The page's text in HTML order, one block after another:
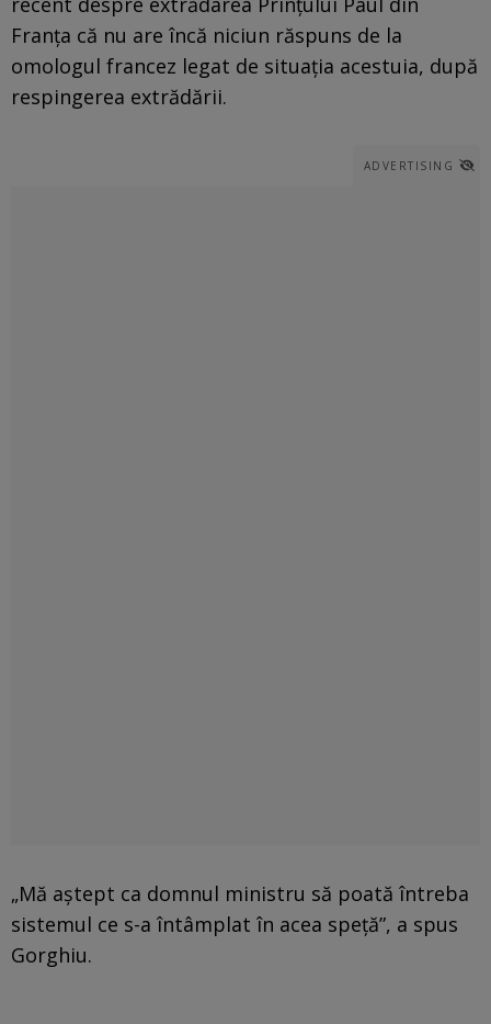
Franţa că nu are încă niciun răspuns de la
omologul francez legat de situaţia acestuia, după
respingerea extrădării.
ADVERTISING
„Mă aştept ca domnul ministru să poată întreba
sistemul ce s-a întâmplat în acea speţă”, a spus
Gorghiu.